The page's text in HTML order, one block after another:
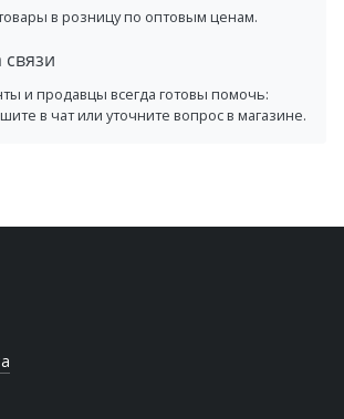
в розницу по оптовым ценам.
связи
и продавцы всегда готовы помочь:
в чат или уточните вопрос в магазине.